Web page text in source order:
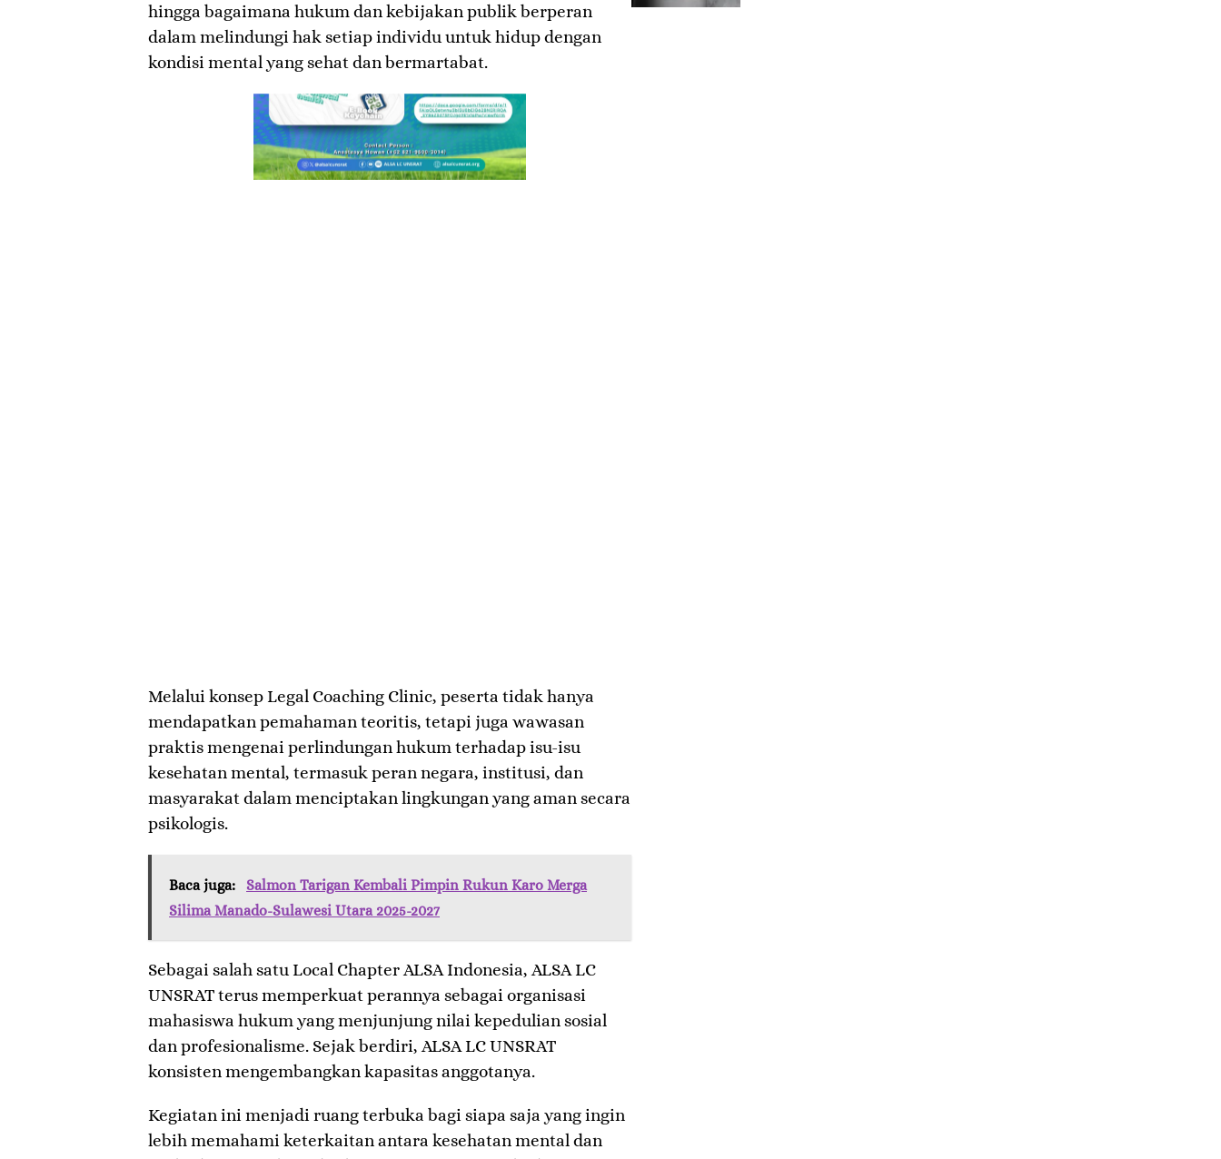
hingga bagaimana hukum dan kebijakan publik berperan
dalam melindungi hak setiap individu untuk hidup dengan
kondisi mental yang sehat dan bermartabat.
Melalui konsep Legal Coaching Clinic, peserta tidak hanya
mendapatkan pemahaman teoritis, tetapi juga wawasan
praktis mengenai perlindungan hukum terhadap isu-isu
kesehatan mental, termasuk peran negara, institusi, dan
masyarakat dalam menciptakan lingkungan yang aman secara
psikologis.
Baca juga:
Salmon Tarigan Kembali Pimpin Rukun Karo Merga
Silima Manado-Sulawesi Utara 2025-2027
Sebagai salah satu Local Chapter ALSA Indonesia, ALSA LC
UNSRAT terus memperkuat perannya sebagai organisasi
mahasiswa hukum yang menjunjung nilai kepedulian sosial
dan profesionalisme. Sejak berdiri, ALSA LC UNSRAT
konsisten mengembangkan kapasitas anggotanya.
Kegiatan ini menjadi ruang terbuka bagi siapa saja yang ingin
lebih memahami keterkaitan antara kesehatan mental dan